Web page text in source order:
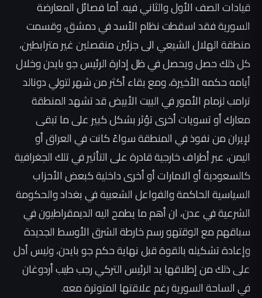
قيادات الصف الأول والثاني فيه. أما فصائل المعارضة
السورية فقد اسقطت نظام الأسد في دمشق، وقسمت
منطقة الهلال الشيعي الى جزئين منفصلين غير مترابطين،
كل ذلك حصل ويحصل في ظل إدارة الرئيس جو بايدن وخلال
أيامه حكمه الأخيرة، ومع بقاء أكثر من شهر لتولي دونالد
ترامب لزمام الأمور في البيت الأبيض قد تشهد المنطقة
معارك أو تسويات أخرى تؤثر بشكل كبير على ما تبقى
لإيران من نفوذ في المنطقة سواءً كانت في العراق أو
اليمن، عبر أطراف خارجية قادرة على التأثير في تلك الجغرافية
كالسعودية أو الامارات أو أخرى داخلية كبعض الأحزاب
السياسية الحاكمة والفواعل الشعبية في بغداد والحكومة
الشرعية في عدن، ان أهم ما يطمح اليه الديمقراطيون في
سباقهم مع الوقتهو رسم خارطة الشرق الأوسط الجديدة
وإعادة تشكيله بالقوة قبل نهاية حكم جو بايدن، وليس أدل
على ذلك من إطلاقها يد الرئيس التركي رجب طيب أردوغان
في الساحة السورية رغم علاقتها المتوترة معه.